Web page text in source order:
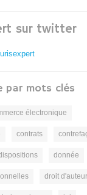
sur twitter
par mots clés
électronique
contrats
donnée
droit d'auteur